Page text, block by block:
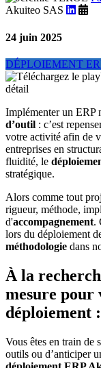
Akuiteo SAS
24 juin 2025
DÉPLOIEMENT
Implémenter un ERP
d’outil : c’est
votre activité afin de
entreprises en
fluidité, le
stratégique.
Alors comme tout
rigueur, méthode,
d'accompagnement.
lors du déploiement
méthodologie dans
À la
mesure pour
déploiement
Vous êtes en train de
outils ou d’anticiper